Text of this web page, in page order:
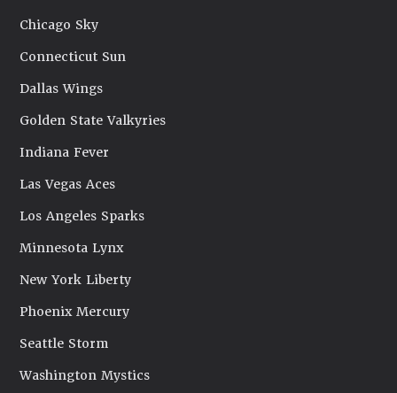
Chicago Sky
Connecticut Sun
Dallas Wings
Golden State Valkyries
Indiana Fever
Las Vegas Aces
Los Angeles Sparks
Minnesota Lynx
New York Liberty
Phoenix Mercury
Seattle Storm
Washington Mystics